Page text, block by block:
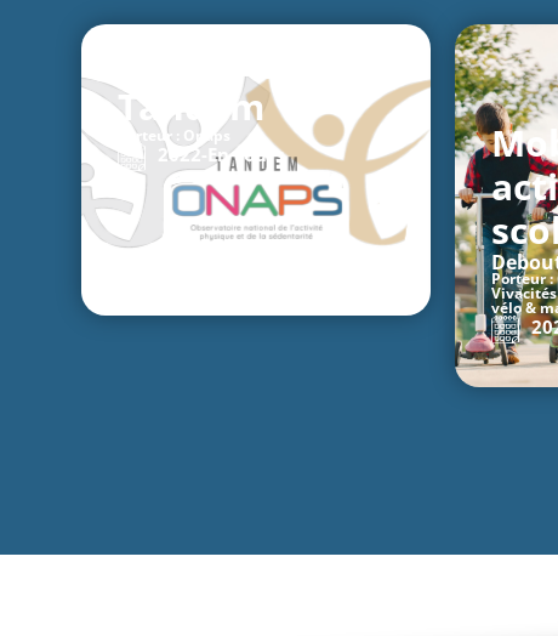
Tandem
Porteur : Onaps
2022- En cours
Porteur :
vélo &